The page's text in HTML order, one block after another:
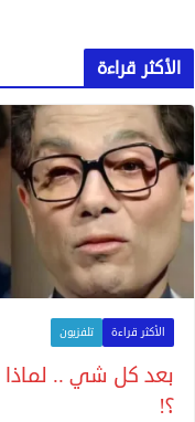
الأكثر قراءة
الأكثر قراءة تلفزيون
بعد كل شي .. لماذا
؟!